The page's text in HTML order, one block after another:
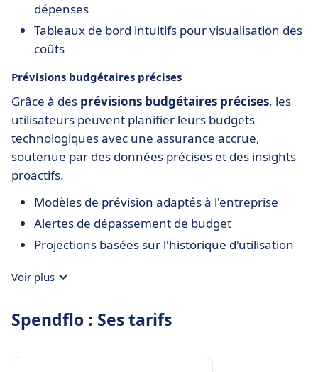
dépenses
Tableaux de bord intuitifs pour visualisation des
coûts
Prévisions budgétaires précises
Grâce à des prévisions budgétaires précises, les
utilisateurs peuvent planifier leurs budgets
technologiques avec une assurance accrue,
soutenue par des données précises et des insights
proactifs.
Modèles de prévision adaptés à l'entreprise
Alertes de dépassement de budget
Projections basées sur l'historique d'utilisation
Voir plus
Spendflo : Ses tarifs